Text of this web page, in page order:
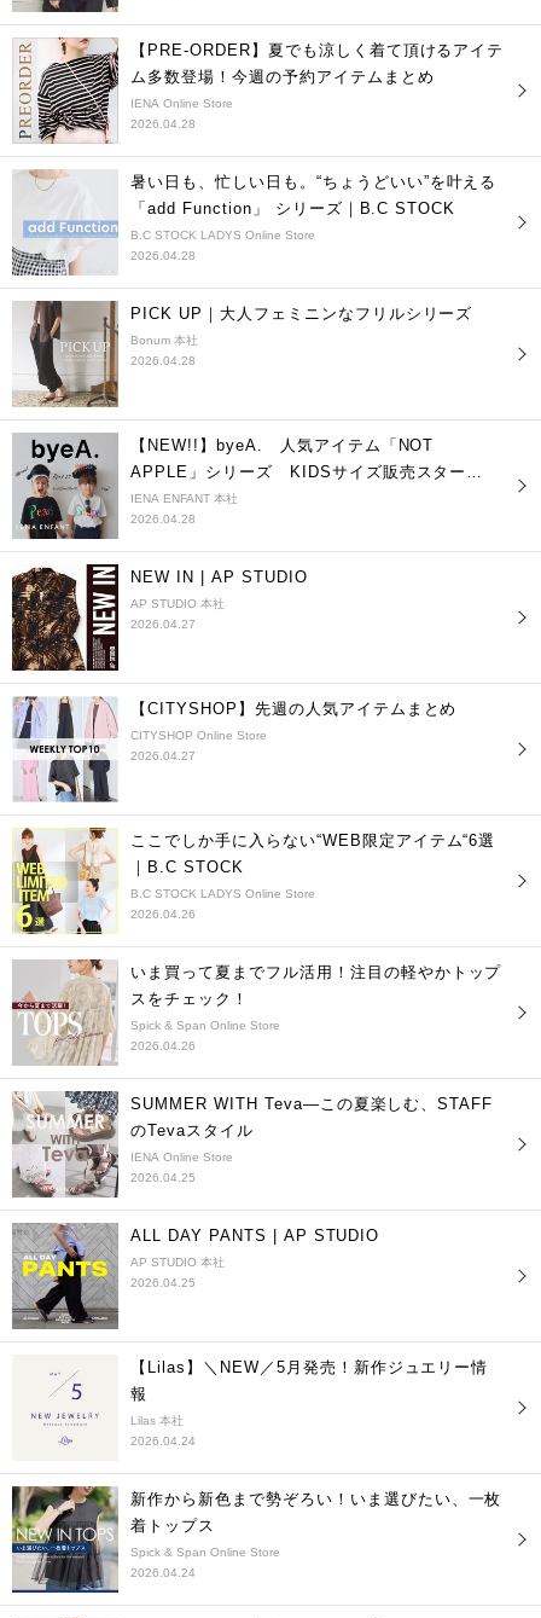
【PRE-ORDER】夏でも涼しく着て頂けるアイテ
ム多数登場！今週の予約アイテムまとめ
IENA Online Store
2026.04.28
暑い日も、忙しい日も。“ちょうどいい”を叶える
「add Function」 シリーズ｜B.C STOCK
B.C STOCK LADYS Online Store
2026.04.28
PICK UP｜大人フェミニンなフリルシリーズ
Bonum 本社
2026.04.28
【NEW!!】byeA. 人気アイテム「NOT
APPLE」シリーズ KIDSサイズ販売スター
ト！
IENA ENFANT 本社
2026.04.28
NEW IN | AP STUDIO
AP STUDIO 本社
2026.04.27
【CITYSHOP】先週の人気アイテムまとめ
CITYSHOP Online Store
2026.04.27
ここでしか手に入らない“WEB限定アイテム“6選
｜B.C STOCK
B.C STOCK LADYS Online Store
2026.04.26
いま買って夏までフル活用！注目の軽やかトップ
スをチェック！
Spick & Span Online Store
2026.04.26
SUMMER WITH Teva―この夏楽しむ、STAFF
のTevaスタイル
IENA Online Store
2026.04.25
ALL DAY PANTS | AP STUDIO
AP STUDIO 本社
2026.04.25
【Lilas】＼NEW／5月発売！新作ジュエリー情
報
Lilas 本社
2026.04.24
新作から新色まで勢ぞろい！いま選びたい、一枚
着トップス
Spick & Span Online Store
2026.04.24